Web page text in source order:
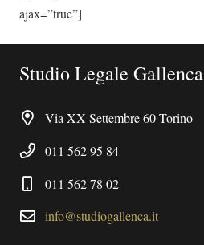
ajax=”true”]
Studio Legale Gallenca
Via XX Settembre 60 Torino
011 562 95 84
011 562 78 02
info@studiogallenca.it